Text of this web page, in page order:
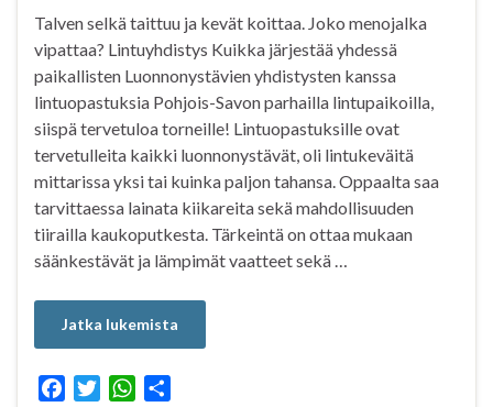
Talven selkä taittuu ja kevät koittaa. Joko menojalka
vipattaa? Lintuyhdistys Kuikka järjestää yhdessä
paikallisten Luonnonystävien yhdistysten kanssa
lintuopastuksia Pohjois-Savon parhailla lintupaikoilla,
siispä tervetuloa torneille! Lintuopastuksille ovat
tervetulleita kaikki luonnonystävät, oli lintukeväitä
mittarissa yksi tai kuinka paljon tahansa. Oppaalta saa
tarvittaessa lainata kiikareita sekä mahdollisuuden
tiirailla kaukoputkesta. Tärkeintä on ottaa mukaan
säänkestävät ja lämpimät vaatteet sekä …
Jatka lukemista
W